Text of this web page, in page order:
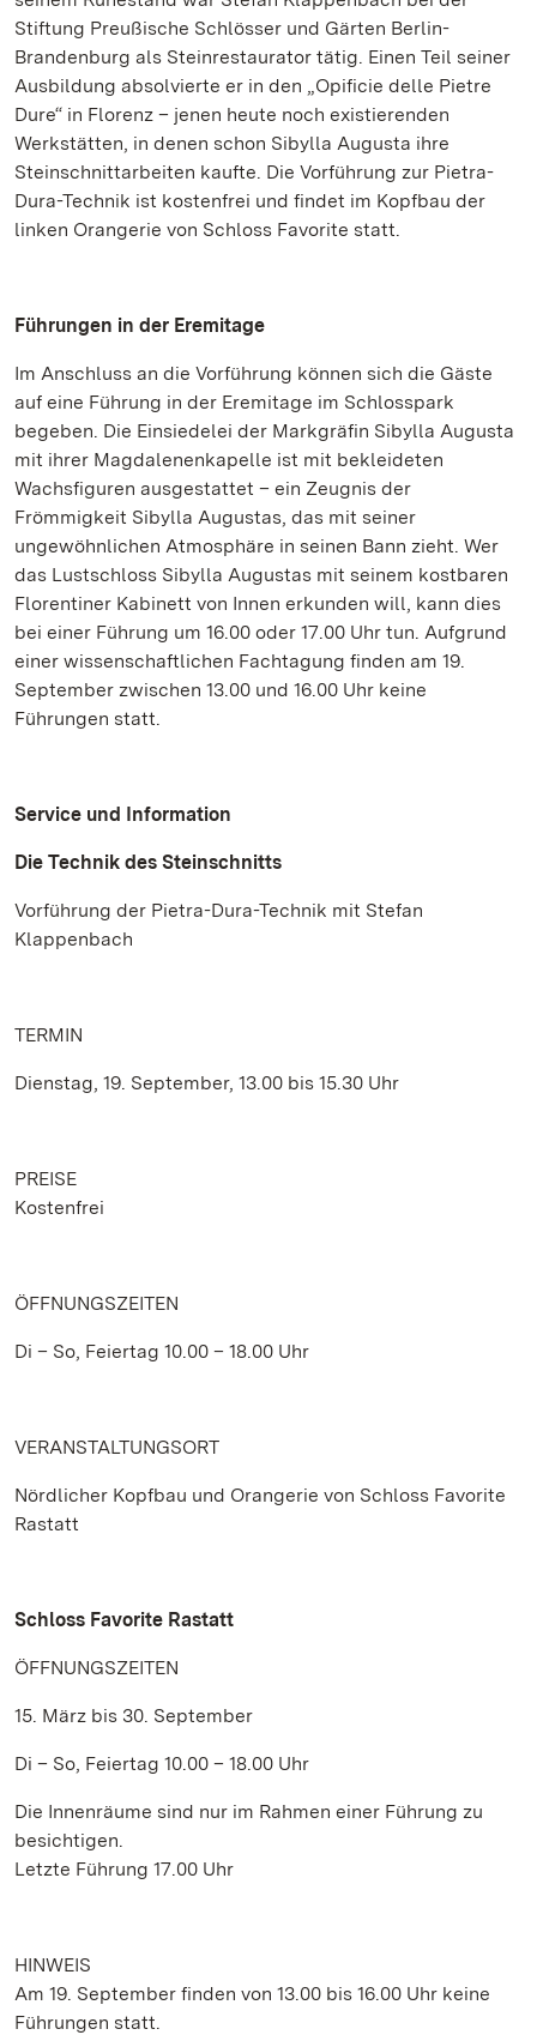
Stiftung Preußische Schlösser und Gärten Berlin-
Brandenburg als Steinrestaurator tätig. Einen Teil seiner
Ausbildung absolvierte er in den „Opificie delle Pietre
Dure“ in Florenz – jenen heute noch existierenden
Werkstätten, in denen schon Sibylla Augusta ihre
Steinschnittarbeiten kaufte. Die Vorführung zur Pietra-
Dura-Technik ist kostenfrei und findet im Kopfbau der
linken Orangerie von Schloss Favorite statt.
Führungen in der Eremitage
Im Anschluss an die Vorführung können sich die Gäste
auf eine Führung in der Eremitage im Schlosspark
begeben. Die Einsiedelei der Markgräfin Sibylla Augusta
mit ihrer Magdalenenkapelle ist mit bekleideten
Wachsfiguren ausgestattet – ein Zeugnis der
Frömmigkeit Sibylla Augustas, das mit seiner
ungewöhnlichen Atmosphäre in seinen Bann zieht. Wer
das Lustschloss Sibylla Augustas mit seinem kostbaren
Florentiner Kabinett von Innen erkunden will, kann dies
bei einer Führung um 16.00 oder 17.00 Uhr tun. Aufgrund
einer wissenschaftlichen Fachtagung finden am 19.
September zwischen 13.00 und 16.00 Uhr keine
Führungen statt.
Service und Information
Die Technik des Steinschnitts
Vorführung der Pietra-Dura-Technik mit Stefan
Klappenbach
TERMIN
Dienstag, 19. September, 13.00 bis 15.30 Uhr
PREISE
Kostenfrei
ÖFFNUNGSZEITEN
Di – So, Feiertag 10.00 – 18.00 Uhr
VERANSTALTUNGSORT
Nördlicher Kopfbau und Orangerie von Schloss Favorite
Rastatt
Schloss Favorite Rastatt
ÖFFNUNGSZEITEN
15. März bis 30. September
Di – So, Feiertag 10.00 – 18.00 Uhr
Die Innenräume sind nur im Rahmen einer Führung zu
besichtigen.
Letzte Führung 17.00 Uhr
HINWEIS
Am 19. September finden von 13.00 bis 16.00 Uhr keine
Führungen statt.